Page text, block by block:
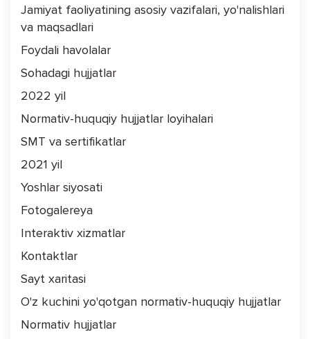
Jamiyat faoliyatining asosiy vazifalari, yo'nalishlari
va maqsadlari
Foydali havolalar
Sohadagi hujjatlar
2022 yil
Normativ-huquqiy hujjatlar loyihalari
SMT va sertifikatlar
2021 yil
Yoshlar siyosati
Fotogalereya
Interaktiv xizmatlar
Kontaktlar
Sayt xaritasi
O'z kuchini yo'qotgan normativ-huquqiy hujjatlar
Normativ hujjatlar